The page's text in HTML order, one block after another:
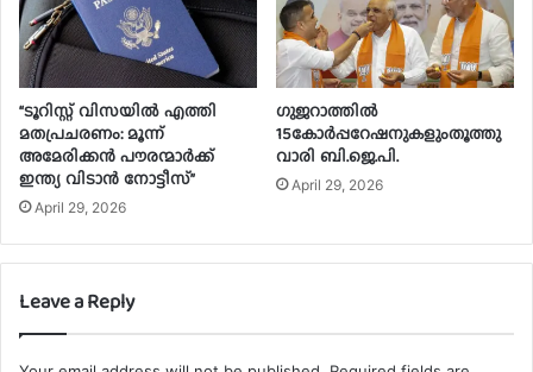
“ടൂറിസ്റ്റ് വിസയിൽ എത്തി
മതപ്രചരണം: മൂന്ന്
അമേരിക്കൻ പൗരന്മാർക്ക്
ഇന്ത്യ വിടാൻ നോട്ടീസ്”
April 29, 2026
ഗുജറാത്തില്‍
15കോര്‍പ്പറേഷനുകളുംതൂത്തു
വാരി ബി.ജെ.പി.
April 29, 2026
Leave a Reply